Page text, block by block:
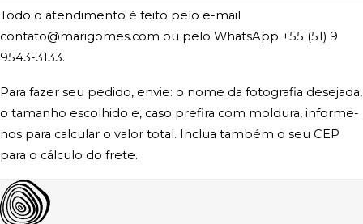
Todo o atendimento é feito pelo e-mail
contato@marigomes.com ou pelo WhatsApp +55 (51) 9
9543-3133.
Para fazer seu pedido, envie: o nome da fotografia desejada,
o tamanho escolhido e, caso prefira com moldura, informe-
nos para calcular o valor total. Inclua também o seu CEP
para o cálculo do frete.